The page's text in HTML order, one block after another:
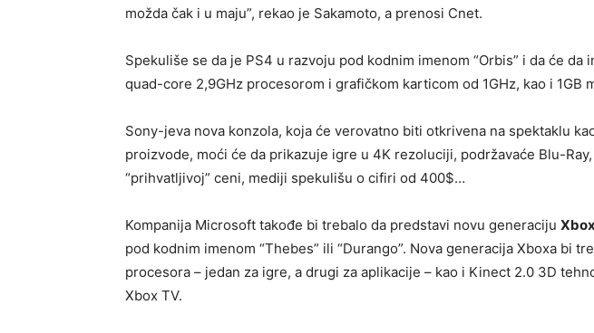
možda čak i u maju”, rekao je Sakamoto, a prenosi Cnet.
Spekuliše se da je PS4 u razvoju pod kodnim imenom “Orbis” i da će da
quad-core 2,9GHz procesorom i grafičkom karticom od 1GHz, kao i 1GB
Sony-jeva nova konzola, koja će verovatno biti otkrivena na spektaklu
proizvode, moći će da prikazuje igre u 4K rezoluciji, podržavaće Blu-
“prihvatljivoj” ceni, mediji spekulišu o cifiri od 400$…
Kompanija Microsoft takođe bi trebalo da predstavi novu generaciju
pod kodnim imenom “Thebes” ili “Durango”. Nova generacija Xboxa bi
procesora – jedan za igre, a drugi za aplikacije – kao i Kinect 2.0 3D
Xbox TV.